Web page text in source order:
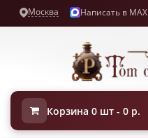
Москва Написать в MAX
Корзина 0 шт - 0 р.